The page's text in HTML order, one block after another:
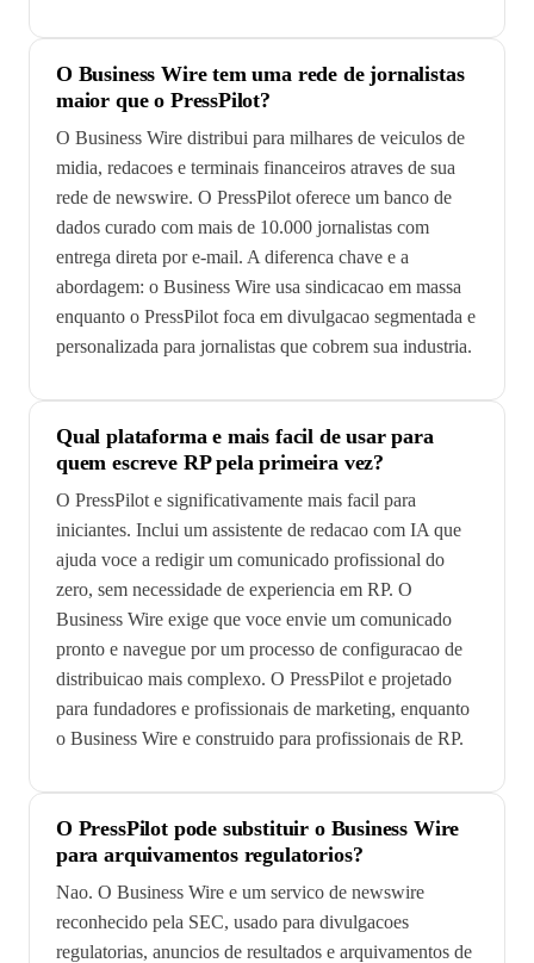
O Business Wire tem uma rede de jornalistas
maior que o PressPilot?
O Business Wire distribui para milhares de veiculos de
midia, redacoes e terminais financeiros atraves de sua
rede de newswire. O PressPilot oferece um banco de
dados curado com mais de 10.000 jornalistas com
entrega direta por e-mail. A diferenca chave e a
abordagem: o Business Wire usa sindicacao em massa
enquanto o PressPilot foca em divulgacao segmentada e
personalizada para jornalistas que cobrem sua industria.
Qual plataforma e mais facil de usar para
quem escreve RP pela primeira vez?
O PressPilot e significativamente mais facil para
iniciantes. Inclui um assistente de redacao com IA que
ajuda voce a redigir um comunicado profissional do
zero, sem necessidade de experiencia em RP. O
Business Wire exige que voce envie um comunicado
pronto e navegue por um processo de configuracao de
distribuicao mais complexo. O PressPilot e projetado
para fundadores e profissionais de marketing, enquanto
o Business Wire e construido para profissionais de RP.
O PressPilot pode substituir o Business Wire
para arquivamentos regulatorios?
Nao. O Business Wire e um servico de newswire
reconhecido pela SEC, usado para divulgacoes
regulatorias, anuncios de resultados e arquivamentos de